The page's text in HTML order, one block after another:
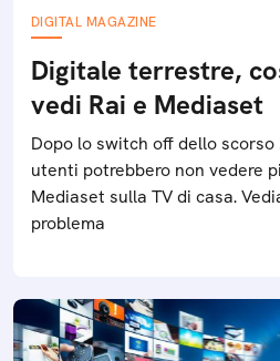
DIGITAL MAGAZINE
Digitale terrestre,
vedi Rai e Mediaset
Dopo lo switch off dello
utenti potrebbero non vedere
Mediaset sulla TV di casa.
problema